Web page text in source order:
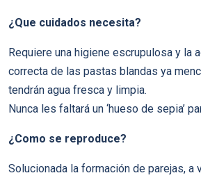
¿Que cuidados necesita?
Requiere una higiene escrupulosa y la
correcta de las pastas blandas ya
tendrán agua fresca y limpia.
Nunca les faltará un ‘hueso de sepia’
¿Como se reproduce?
Solucionada la formación de parejas,